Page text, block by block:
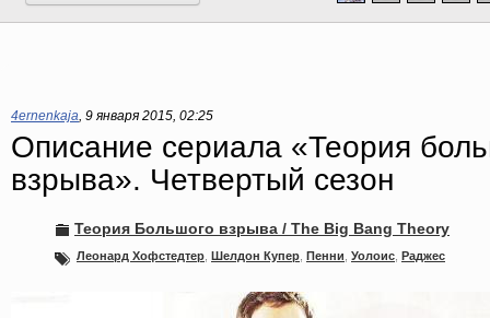
4ernenkaja, 9 января 2015, 02:25
Описание сериала «Теория
взрыва». Четвертый сезон
Теория Большого взрыва / The Big Bang Theory
Леонард Хофстедтер Шелдон Купер Пенни Уолоис Раджес